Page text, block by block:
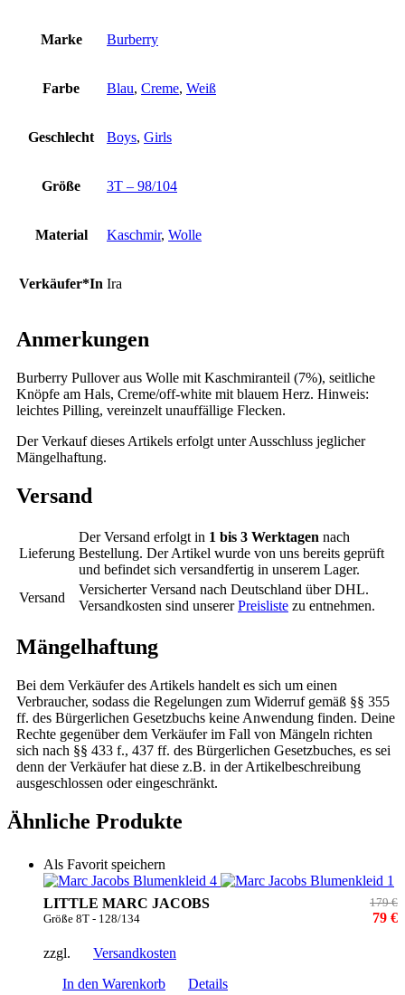
Marke Burberry
Farbe Blau, Creme, Weiß
Geschlecht Boys, Girls
Größe 3T – 98/104
Material Kaschmir, Wolle
Verkäufer*In Ira
Anmerkungen
Burberry Pullover aus Wolle mit Kaschmiranteil (7%), seitliche
Knöpfe am Hals, Creme/off-white mit blauem Herz. Hinweis:
leichtes Pilling, vereinzelt unauffällige Flecken.
Der Verkauf dieses Artikels erfolgt unter Ausschluss jeglicher
Mängelhaftung.
Versand
Lieferung
Der Versand erfolgt in 1 bis 3 Werktagen nach
Bestellung. Der Artikel wurde von uns bereits geprüft
und befindet sich versandfertig in unserem Lager.
Versand
Versicherter Versand nach Deutschland über DHL.
Versandkosten sind unsererPreisliste zu entnehmen.
Mängelhaftung
Bei dem Verkäufer des Artikels handelt es sich um einen
Verbraucher, sodass die Regelungen zum Widerruf gemäß §§ 355
ff. des Bürgerlichen Gesetzbuchs keine Anwendung finden. Deine
Rechte gegenüber dem Verkäufer im Fall von Mängeln richten
sich nach §§ 433 f., 437 ff. des Bürgerlichen Gesetzbuches, es sei
denn der Verkäufer hat diese z.B. in der Artikelbeschreibung
ausgeschlossen oder eingeschränkt.
Ähnliche Produkte
Als Favorit speichern
LITTLE MARC JACOBS
Größe 8T - 128/134
179 €
79 €
zzgl.
Versandkosten
In den Warenkorb
Details